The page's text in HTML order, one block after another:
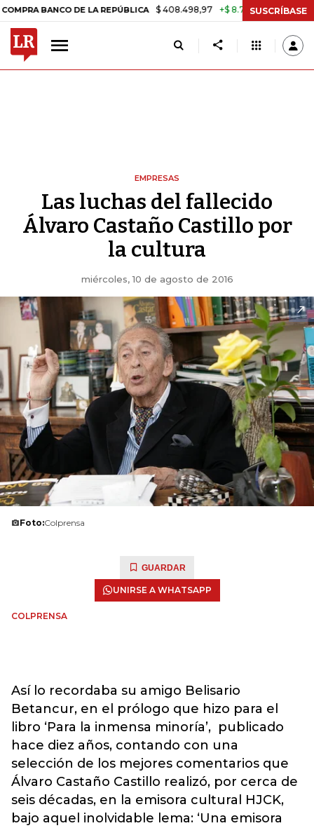
DE LA REPÚBLICA $ 408.498,97 +$ 8.753,81 +2,19% TASA
SUSCRÍBASE
EMPRESAS
Las luchas del fallecido
Álvaro Castaño Castillo por
la cultura
miércoles, 10 de agosto de 2016
Foto:Colprensa
GUARDAR
UNIRSE A WHATSAPP
COLPRENSA
Así lo recordaba su amigo Belisario
Betancur, en el prólogo que hizo para el
libro ‘Para la inmensa minoría’, publicado
hace diez años, contando con una
selección de los mejores comentarios que
Álvaro Castaño Castillo realizó, por cerca de
seis décadas, en la emisora cultural HJCK,
bajo aquel inolvidable lema: ‘Una emisora